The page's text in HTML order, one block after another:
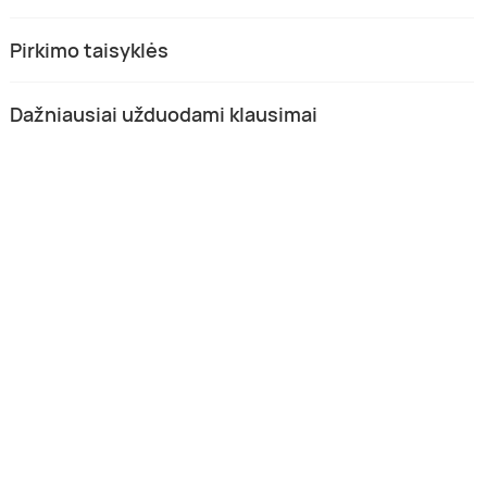
Pirkimo taisyklės
Dažniausiai užduodami klausimai